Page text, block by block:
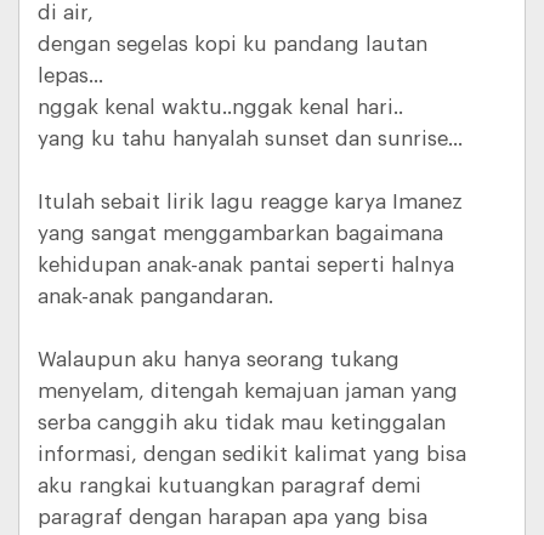
di air,
dengan segelas kopi ku pandang lautan
lepas...
nggak kenal waktu..nggak kenal hari..
yang ku tahu hanyalah sunset dan sunrise...
Itulah sebait lirik lagu reagge karya Imanez
yang sangat menggambarkan bagaimana
kehidupan anak-anak pantai seperti halnya
anak-anak pangandaran.
Walaupun aku hanya seorang tukang
menyelam, ditengah kemajuan jaman yang
serba canggih aku tidak mau ketinggalan
informasi, dengan sedikit kalimat yang bisa
aku rangkai kutuangkan paragraf demi
paragraf dengan harapan apa yang bisa